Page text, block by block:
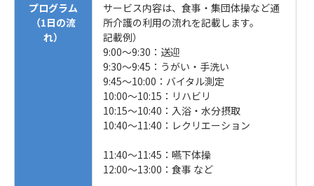
プログラム
（1日の流
れ）
サービス内容は、食事・集団体操など通
所介護の利用の流れを記載します。
記載例）
9:00〜9:30：送迎
9:30〜9:45：うがい・手洗い
9:45〜10:00：バイタル測定
10:00〜10:15：リハビリ
10:15〜10:40：入浴・水分摂取
10:40〜11:40：レクリエーション
11:40〜11:45：嚥下体操
12:00〜13:00：食事 など